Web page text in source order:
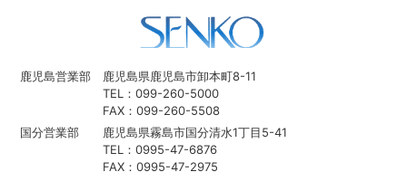
鹿児島営業部
鹿児島県鹿児島市卸本町8-11
TEL：099-260-5000
FAX：099-260-5508
国分営業部
鹿児島県霧島市国分清水1丁目5-41
TEL：0995-47-6876
FAX：0995-47-2975